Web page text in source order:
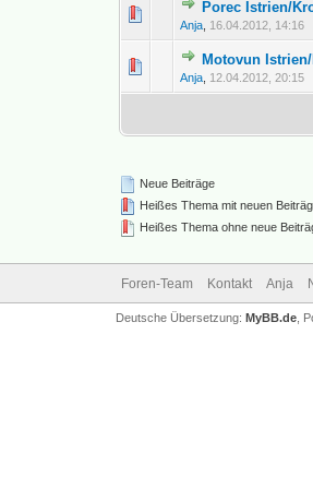
Porec Istrien/
Anja 16.04.2012, 14:16
Motovun
Anja 12.04.2012, 20:15
Neue Beiträge
Heißes Thema mit neuen
Heißes Thema ohne neue
Foren-Team Kontakt Anja
Deutsche Übersetzung: MyBB.de,